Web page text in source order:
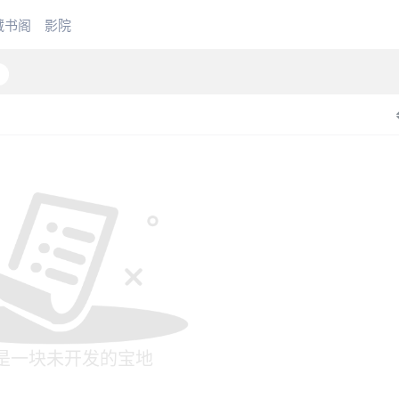
书阁 影院
一块未开发的宝地